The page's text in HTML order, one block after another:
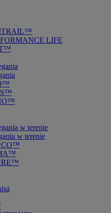
LIFE
w terenie
w terenie